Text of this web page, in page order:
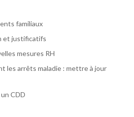
familiaux
et justificatifs
mesures RH
les arrêts maladie : mettre à jour
CDD